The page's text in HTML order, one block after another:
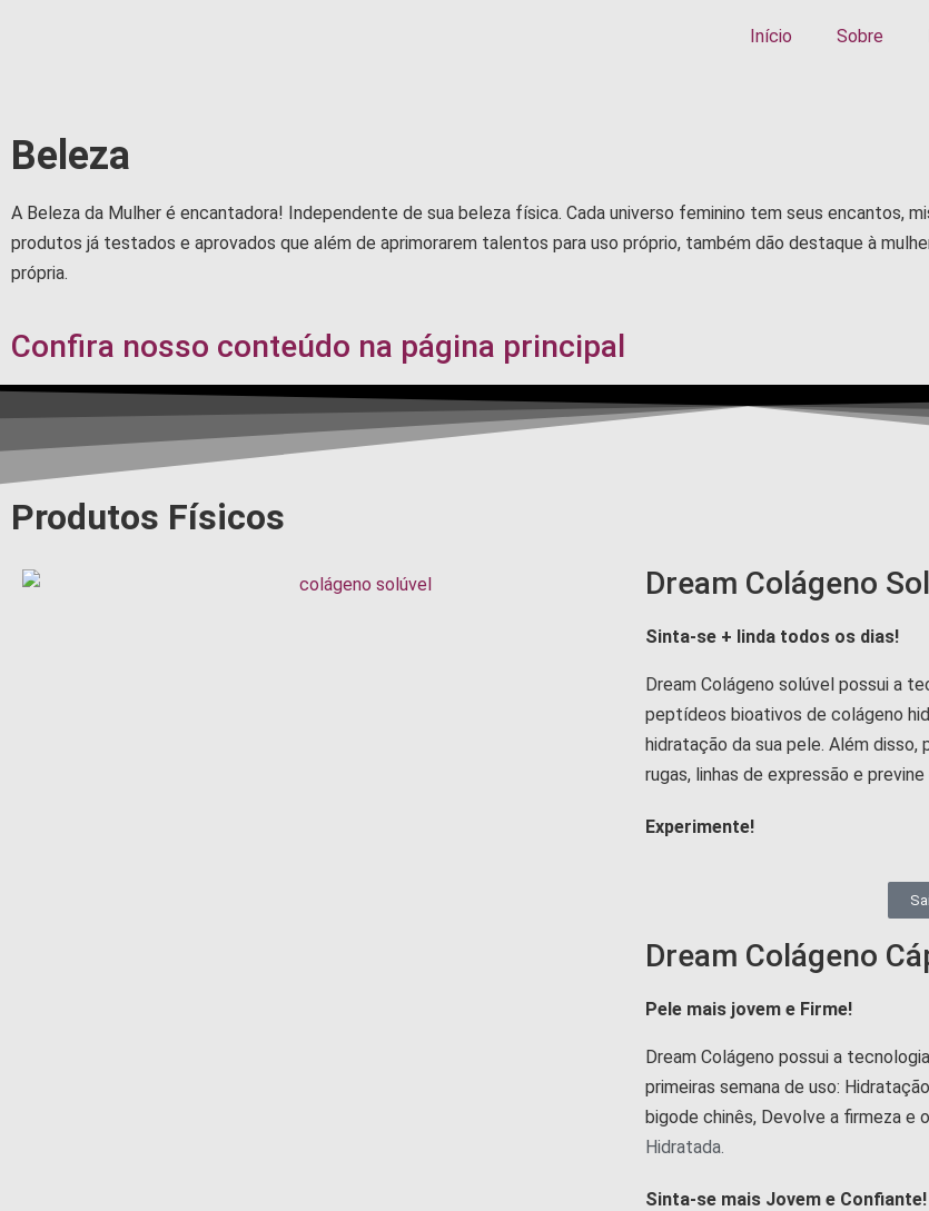
Início Sobre
Beleza
A Beleza da Mulher é encantadora! Independente de sua beleza física. Cada universo feminino tem seus encantos,
produtos já testados e aprovados que além de aprimorarem talentos para uso próprio, também dão destaque à
própria.
Confira nosso conteúdo na página principal
Produtos Físicos
Dream Colágeno
Sinta-se + linda todos os dias!
Dream Colágeno solúvel possui a
peptídeos bioativos de colágeno
hidratação da sua pele. Além disso,
rugas, linhas de expressão e
Experimente!
Dream Colágeno
Pele mais jovem e Firme!
Dream Colágeno possui a
primeiras semana de uso:
bigode chinês, Devolve a firmeza e
Hidratada.
Sinta-se mais Jovem e Confiante!